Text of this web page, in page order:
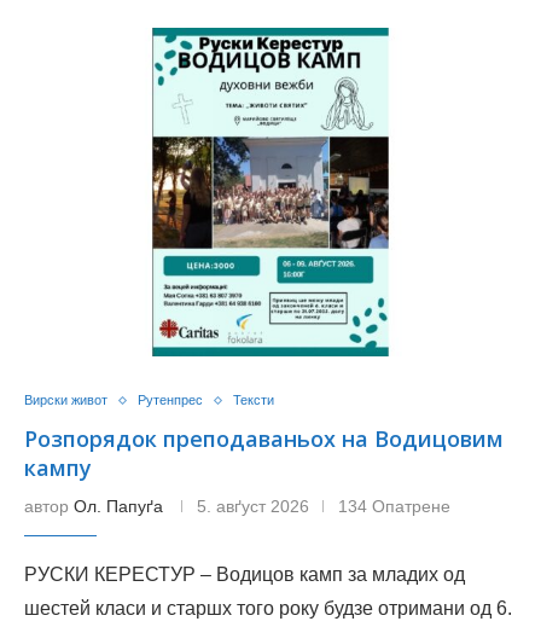
Вирски живот Рутенпрес Тексти
Розпорядок преподаваньох на Водицовим
кампу
автор Ол. Папуґа 5. авґуст 2026 134 Опатрене
РУСКИ КЕРЕСТУР – Водицов камп за младих од
шестей класи и старшх того року будзе отримани од 6.